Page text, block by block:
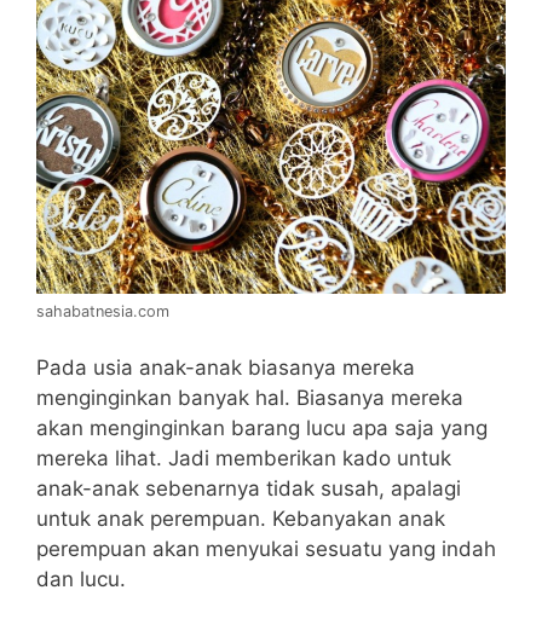
sahabatnesia.com
Pada usia anak-anak biasanya mereka
menginginkan banyak hal. Biasanya mereka
akan menginginkan barang lucu apa saja yang
mereka lihat. Jadi memberikan kado untuk
anak-anak sebenarnya tidak susah, apalagi
untuk anak perempuan. Kebanyakan anak
perempuan akan menyukai sesuatu yang indah
dan lucu.